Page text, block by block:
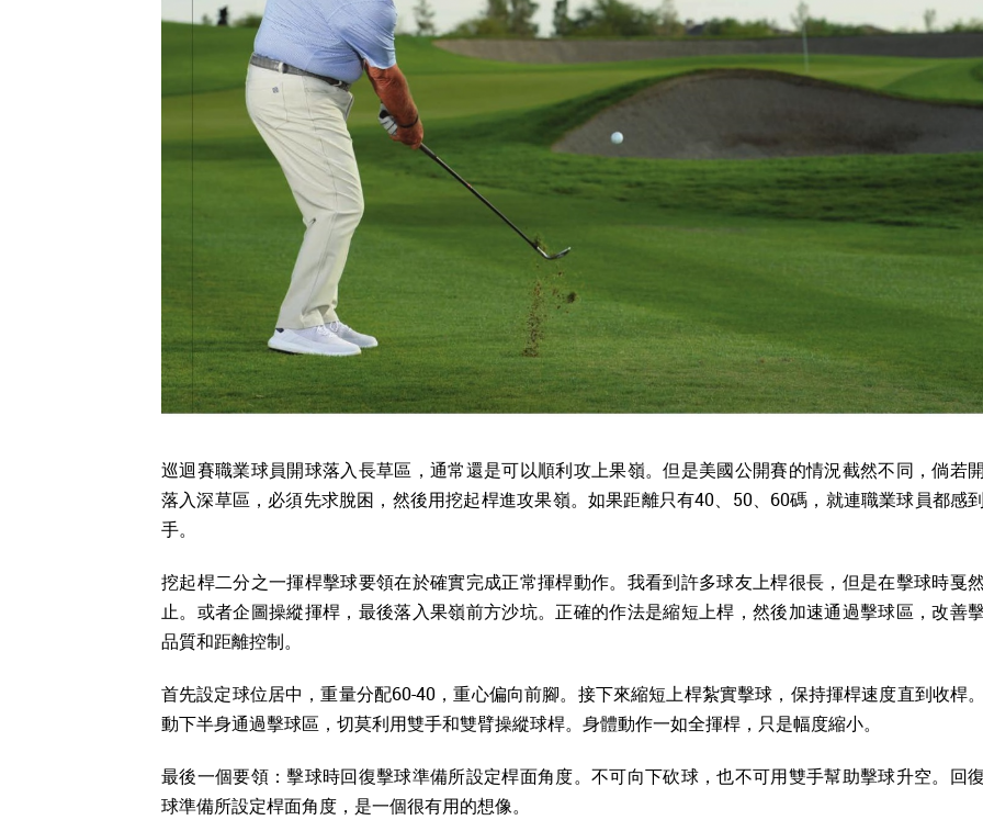
巡迴賽職業球員開球落入長草區，通常還是可以順利攻上果嶺。但是美國公開賽的情況截然不同，倘若
落入深草區，必須先求脫困，然後用挖起桿進攻果嶺。如果距離只有40、50、60碼，就連職業球員都感
手。
挖起桿二分之一揮桿擊球要領在於確實完成正常揮桿動作。我看到許多球友上桿很長，但是在擊球時戛
止。或者企圖操縱揮桿，最後落入果嶺前方沙坑。正確的作法是縮短上桿，然後加速通過擊球區，改善
品質和距離控制。
首先設定球位居中，重量分配60-40，重心偏向前腳。接下來縮短上桿紮實擊球，保持揮桿速度直到收桿
動下半身通過擊球區，切莫利用雙手和雙臂操縱球桿。身體動作一如全揮桿，只是幅度縮小。
最後一個要領：擊球時回復擊球準備所設定桿面角度。不可向下砍球，也不可用雙手幫助擊球升空。回
球準備所設定桿面角度，是一個很有用的想像。